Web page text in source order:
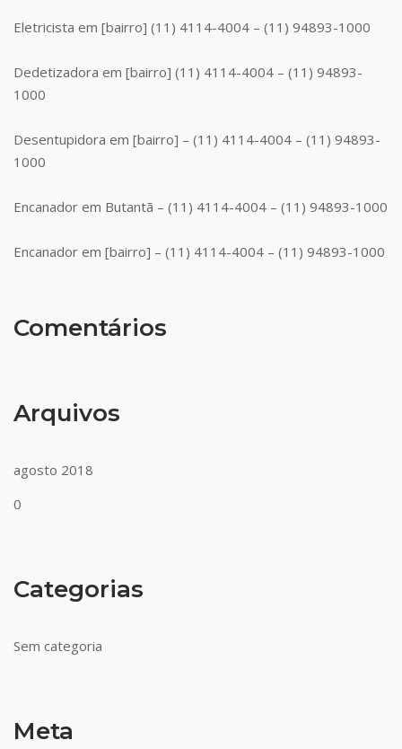
Eletricista em [bairro] (11) 4114-4004 – (11) 94893-1000
Dedetizadora em [bairro] (11) 4114-4004 – (11) 94893-
1000
Desentupidora em [bairro] – (11) 4114-4004 – (11) 94893-
1000
Encanador em Butantã – (11) 4114-4004 – (11) 94893-1000
Encanador em [bairro] – (11) 4114-4004 – (11) 94893-1000
Comentários
Arquivos
agosto 2018
0
Categorias
Sem categoria
Meta